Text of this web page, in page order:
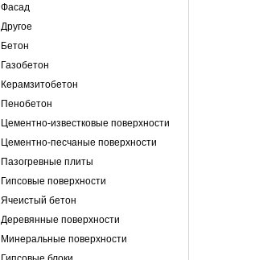
Фасад
Другое
Бетон
Газобетон
Керамзитобетон
Пенобетон
Цементно-известковые поверхности
Цементно-песчаные поверхности
Пазогревные плиты
Гипсовые поверхности
Ячеистый бетон
Деревянные поверхности
Минеральные поверхности